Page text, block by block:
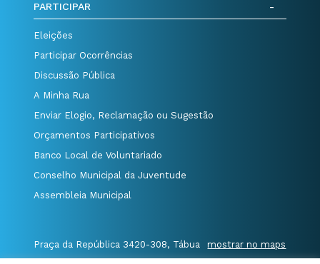
PARTICIPAR
Eleições
Participar Ocorrências
Discussão Pública
A Minha Rua
Enviar Elogio, Reclamação ou Sugestão
Orçamentos Participativos
Banco Local de Voluntariado
Conselho Municipal da Juventude
Assembleia Municipal
Praça da República 3420-308, Tábua mostrar no maps